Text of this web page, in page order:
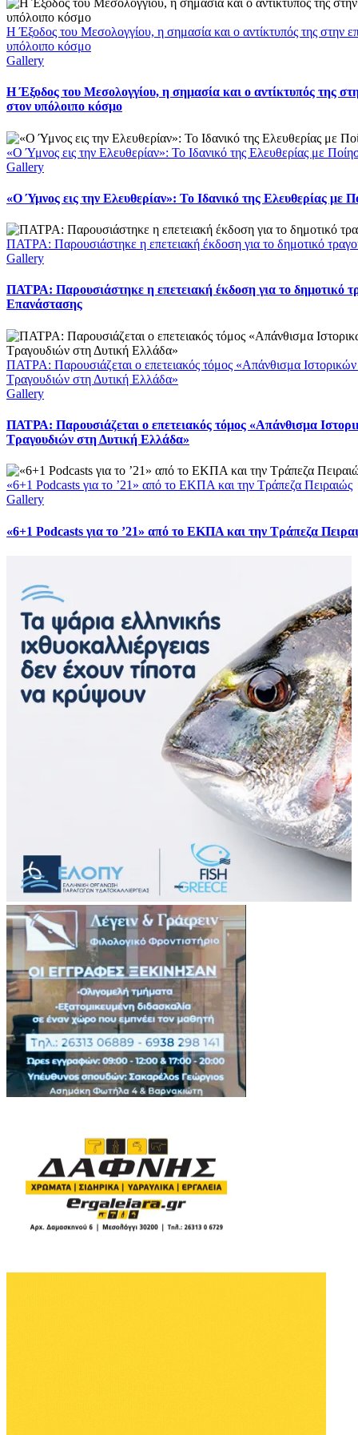
Η Έξοδος του Μεσολογγίου, η σημασία και ο αντίκτυπός της στην
υπόλοιπο κόσμο
Gallery
Η Έξοδος του Μεσολογγίου, η σημασία και ο αντίκτυπός της
στον υπόλοιπο κόσμο
«Ο Ύμνος εις την Ελευθερίαν»: Το Ιδανικό της Ελευθερίας με
Gallery
«Ο Ύμνος εις την Ελευθερίαν»: Το Ιδανικό της Ελευθερίας με
ΠΑΤΡΑ: Παρουσιάστηκε η επετειακή έκδοση για το δημοτικό
Gallery
ΠΑΤΡΑ: Παρουσιάστηκε η επετειακή έκδοση για το δημοτικό
Επανάστασης
ΠΑΤΡΑ: Παρουσιάζεται ο επετειακός τόμος «Απάνθισμα
Τραγουδιών στη Δυτική Ελλάδα»
Gallery
ΠΑΤΡΑ: Παρουσιάζεται ο επετειακός τόμος «Απάνθισμα
Τραγουδιών στη Δυτική Ελλάδα»
«6+1 Podcasts για το ’21» από το ΕΚΠΑ και την Τράπεζα Πειραιώς
Gallery
«6+1 Podcasts για το ’21» από το ΕΚΠΑ και την Τράπεζα